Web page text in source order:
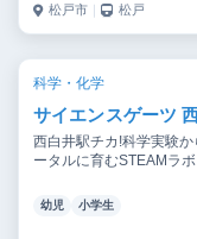
松戸市 ｜ 松戸
科学・化学
サイエンスゲーツ
西白井駅チカ!科学実験
ータルに育むSTEAMラボ
幼児 小学生